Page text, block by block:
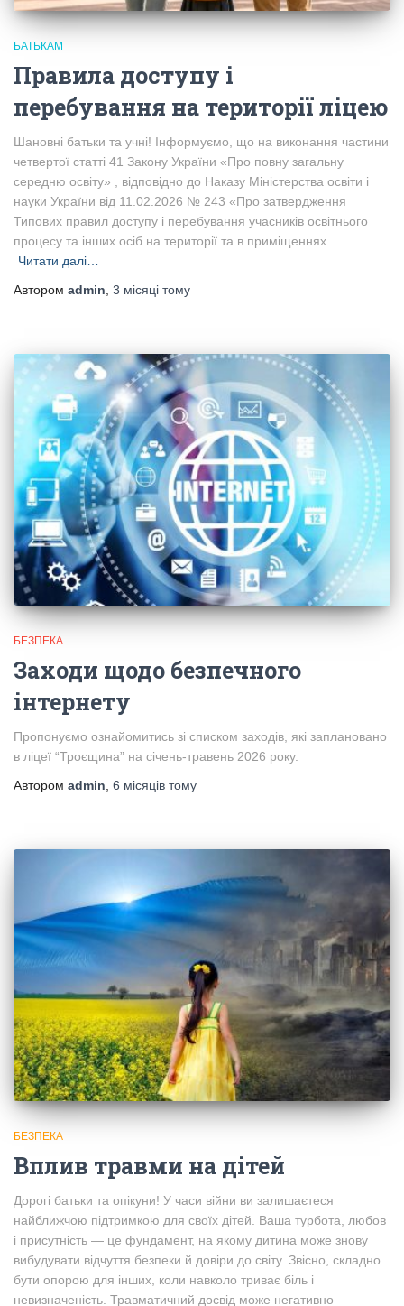
БАТЬКАМ
Правила доступу і
перебування на території ліцею
Шановні батьки та учні! Інформуємо, що на виконання частини
четвертої статті 41 Закону України «Про повну загальну
середню освіту» , відповідно до Наказу Міністерства освіти і
науки України від 11.02.2026 № 243 «Про затвердження
Типових правил доступу і перебування учасників освітнього
процесу та інших осіб на території та в приміщеннях
Читати далі…
Автором admin, 3 місяці тому
БЕЗПЕКА
Заходи щодо безпечного
інтернету
Пропонуємо ознайомитись зі списком заходів, які заплановано
в ліцеї “Троєщина” на січень-травень 2026 року.
Автором admin 6 місяців тому
БЕЗПЕКА
Вплив травми на дітей
Дорогі батьки та опікуни! У часи війни ви залишаєтеся
найближчою підтримкою для своїх дітей. Ваша турбота, любов
і присутність — це фундамент, на якому дитина може знову
вибудувати відчуття безпеки й довіри до світу. Звісно, складно
бути опорою для інших, коли навколо триває біль і
невизначеність. Травматичний досвід може негативно